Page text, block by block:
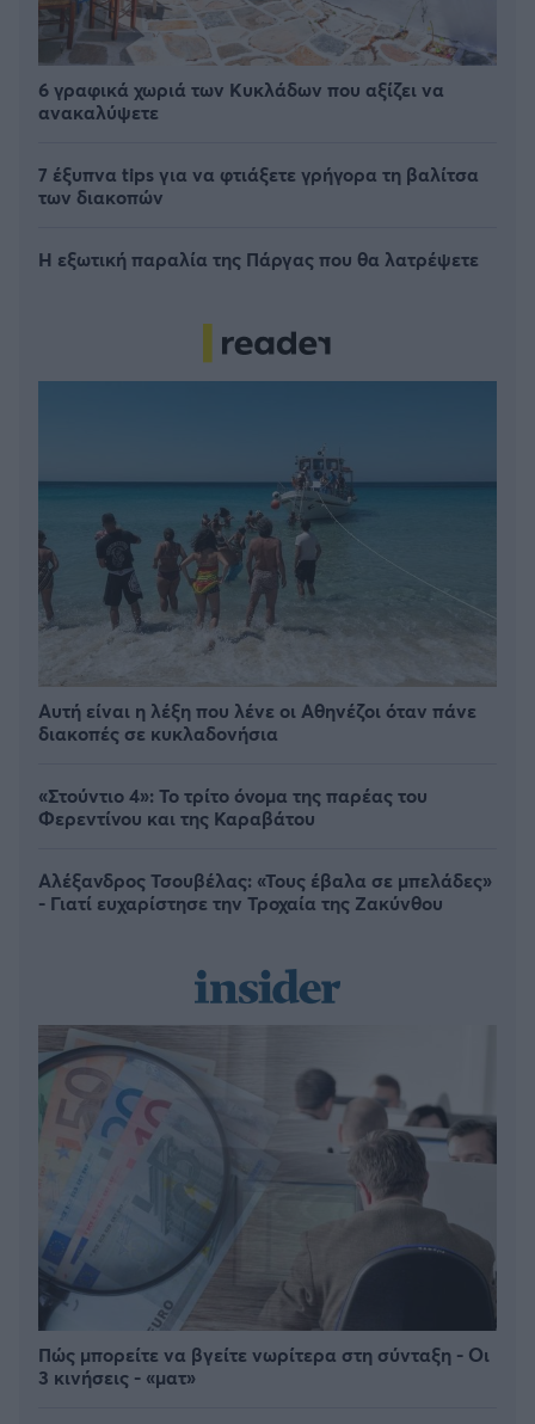
6 γραφικά χωριά των Κυκλάδων που αξίζει να
ανακαλύψετε
7 έξυπνα tips για να φτιάξετε γρήγορα τη βαλίτσα
των διακοπών
Η εξωτική παραλία της Πάργας που θα λατρέψετε
Αυτή είναι η λέξη που λένε οι Αθηνέζοι όταν πάνε
διακοπές σε κυκλαδονήσια
«Στούντιο 4»: Το τρίτο όνομα της παρέας του
Φερεντίνου και της Καραβάτου
Αλέξανδρος Τσουβέλας: «Τους έβαλα σε μπελάδες»
- Γιατί ευχαρίστησε την Τροχαία της Ζακύνθου
Πώς μπορείτε να βγείτε νωρίτερα στη σύνταξη - Οι
3 κινήσεις - «ματ»